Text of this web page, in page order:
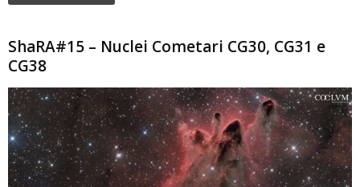
ShaRA#15 – Nuclei Cometari CG30, CG31 e
CG38